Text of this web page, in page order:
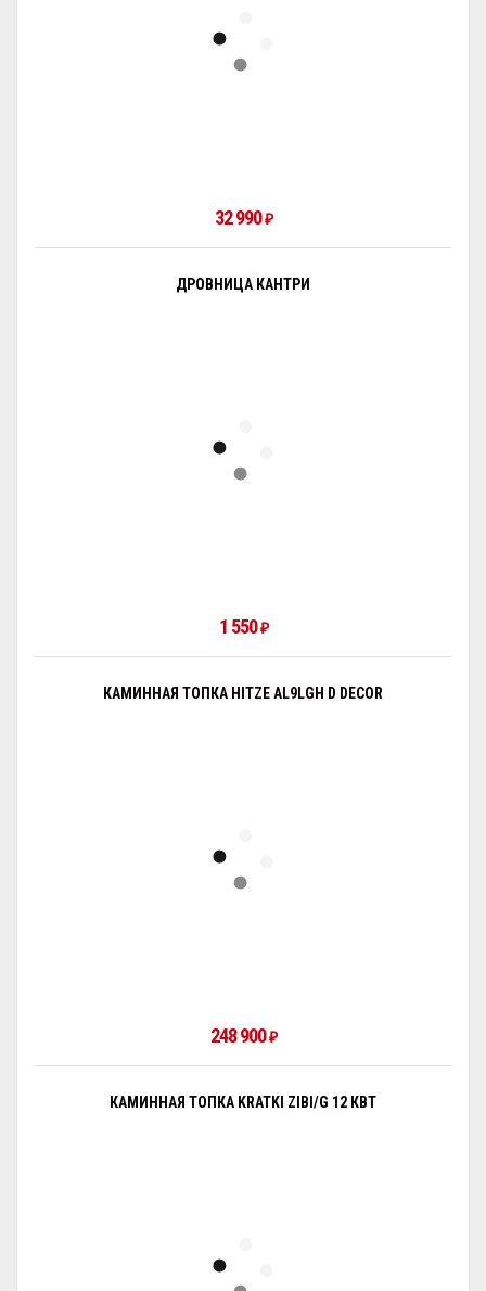
32 990₽
ДРОВНИЦА КАНТРИ
1 550₽
КАМИННАЯ ТОПКА HITZE AL9LGH D DECOR
248 900₽
КАМИННАЯ ТОПКА KRATKI ZIBI/G 12 КВТ